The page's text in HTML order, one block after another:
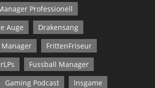
Professionell
Auge
Drakensang
Manager
FrittenFriseur
Fussball Manager
Gaming Podcast
Insgame